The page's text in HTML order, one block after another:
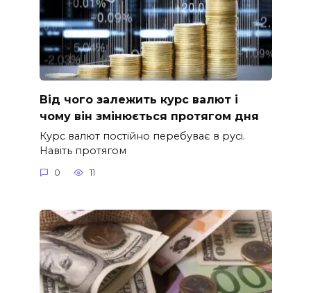
Від чого залежить курс валют і
чому він змінюється протягом дня
Курс валют постійно перебуває в русі.
Навіть протягом
0 11